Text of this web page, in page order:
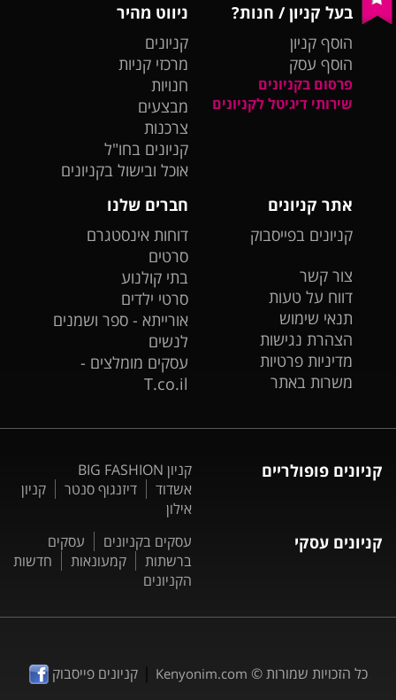
בעל קניון / חנות?
הוסף קניון
הוסף עסק
פרסום בקניונים
שירותי דיגיטל לקניונים
ניווט מהיר
קניונים
מרכזי קניות
חנויות
מבצעים
צרכנות
קניונים בחו"ל
אוכל ובישול בקניונים
אתר קניונים
קניונים בפייסבוק
צור קשר
דווח על טעות
תנאי שימוש
הצהרת נגישות
מדיניות פרטיות
משרות באתר
חברים שלנו
דוחות אינסטגרם
סרטים
בתי קולנוע
סרטי ילדים
אורייתא - ספר ושמנים
לנשים
עסקים מומלצים -
T.co.il
קניונים פופולריים
קניון BIG FASHION
אשדוד
דיזנגוף סנטר
קניון
אילון
קניונים עסקי עסקים בקניונים
עסקים
ברשתות
קמעונאות
חדשות
הקניונים
כל הזכויות שמורות © Kenyonim.com
|קניונים פייסבוק